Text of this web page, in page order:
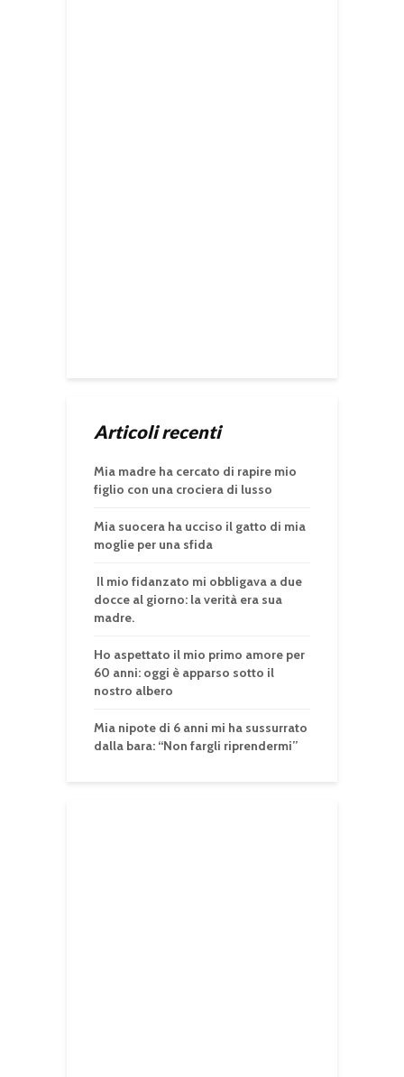
Articoli recenti
Mia madre ha cercato di rapire mio
figlio con una crociera di lusso
Mia suocera ha ucciso il gatto di mia
moglie per una sfida
Il mio fidanzato mi obbligava a due
docce al giorno: la verità era sua
madre.
Ho aspettato il mio primo amore per
60 anni: oggi è apparso sotto il
nostro albero
Mia nipote di 6 anni mi ha sussurrato
dalla bara: “Non fargli riprendermi”